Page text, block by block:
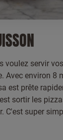
voulez servir
Avec environ 8
est prête
sortir les
C'est super
ENVOYER